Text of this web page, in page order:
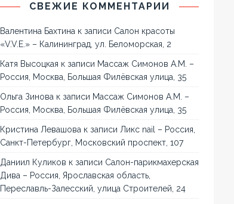
СВЕЖИЕ КОММЕНТАРИИ
Валентина Бахтина к записи Салон красоты
«V.V.E.» – Калининград, ул. Беломорская, 2
Катя Высоцкая к записи Массаж Симонов А.М. –
Россия, Москва, Большая Филёвская улица, 35
Ольга Зинова к записи Массаж Симонов А.М. –
Россия, Москва, Большая Филёвская улица, 35
Кристина Левашова к записиЛикс nail – Россия,
Санкт-Петербург, Московский проспект, 107
Даниил Куликов к записи Салон-парикмахерская
Дива – Россия, Ярославская область,
Переславль-Залесский, улица Строителей, 24